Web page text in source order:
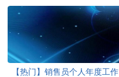
【热门】销售员个人年度工作